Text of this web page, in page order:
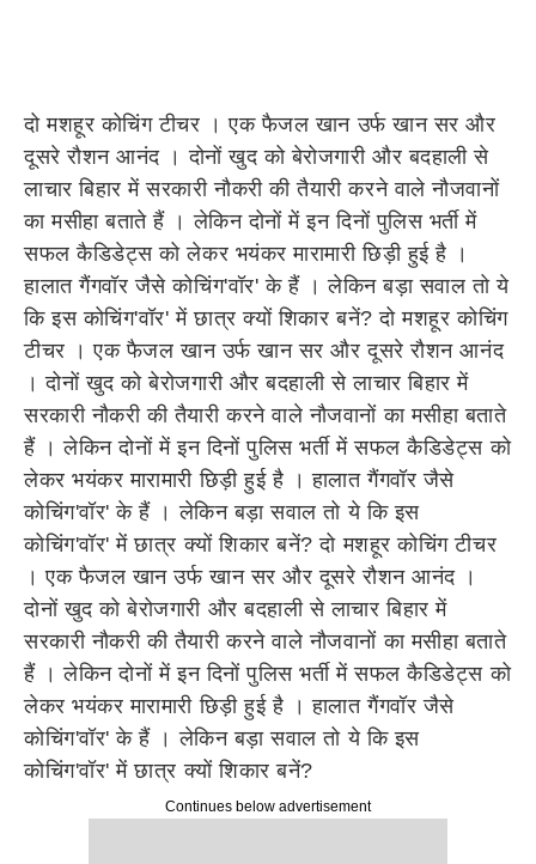
दो मशहूर कोचिंग टीचर । एक फैजल खान उर्फ खान सर और
दूसरे रौशन आनंद । दोनों खुद को बेरोजगारी और बदहाली से
लाचार बिहार में सरकारी नौकरी की तैयारी करने वाले नौजवानों
का मसीहा बताते हैं । लेकिन दोनों में इन दिनों पुलिस भर्ती में
सफल कैडिडेट्स को लेकर भयंकर मारामारी छिड़ी हुई है ।
हालात गैंगवॉर जैसे कोचिंग'वॉर' के हैं । लेकिन बड़ा सवाल तो ये
कि इस कोचिंग'वॉर' में छात्र क्यों शिकार बनें? दो मशहूर कोचिंग
टीचर । एक फैजल खान उर्फ खान सर और दूसरे रौशन आनंद
। दोनों खुद को बेरोजगारी और बदहाली से लाचार बिहार में
सरकारी नौकरी की तैयारी करने वाले नौजवानों का मसीहा बताते
हैं । लेकिन दोनों में इन दिनों पुलिस भर्ती में सफल कैडिडेट्स को
लेकर भयंकर मारामारी छिड़ी हुई है । हालात गैंगवॉर जैसे
कोचिंग'वॉर' के हैं । लेकिन बड़ा सवाल तो ये कि इस
कोचिंग'वॉर' में छात्र क्यों शिकार बनें? दो मशहूर कोचिंग टीचर
। एक फैजल खान उर्फ खान सर और दूसरे रौशन आनंद ।
दोनों खुद को बेरोजगारी और बदहाली से लाचार बिहार में
सरकारी नौकरी की तैयारी करने वाले नौजवानों का मसीहा बताते
हैं । लेकिन दोनों में इन दिनों पुलिस भर्ती में सफल कैडिडेट्स को
लेकर भयंकर मारामारी छिड़ी हुई है । हालात गैंगवॉर जैसे
कोचिंग'वॉर' के हैं । लेकिन बड़ा सवाल तो ये कि इस
कोचिंग'वॉर' में छात्र क्यों शिकार बनें?
Continues below advertisement